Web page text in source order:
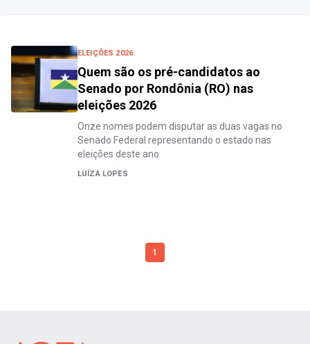
ELEIÇÕES 2026
Quem são os pré-candidatos ao
Senado por Rondônia (RO) nas
eleições 2026
Onze nomes podem disputar as duas vagas no
Senado Federal representando o estado nas
eleições deste ano
LUÍZA LOPES
1